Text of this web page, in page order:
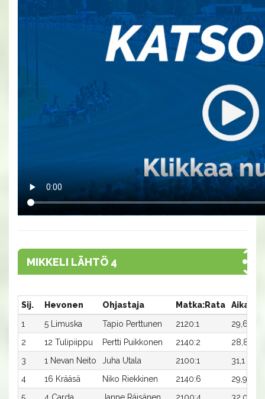
MIKKELI LÄHTÖ 4
Sij. Hevonen Ohjastaja Matka:Rata Aika
1
5 Limuska Tapio Perttunen 2120:1 29,6x
2
12 Tulipiippu Pertti Puikkonen 2140:2 28,8x
3
1 Nevan Neito Juha Utala 2100:1 31,1
4
16 Krääsä Niko Riekkinen 2140:6 29,9